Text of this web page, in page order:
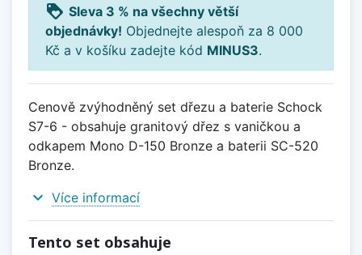
loyalty Sleva 3 % na všechny větší
objednávky! Objednejte alespoň za 8 000
Kč a v košíku zadejte kód MINUS3.
Cenově zvýhodněný set dřezu a baterie Schock
S7-6 - obsahuje granitový dřez s vaničkou a
odkapem Mono D-150 Bronze a baterii SC-520
Bronze.
expand_more Více informací
Tento set obsahuje